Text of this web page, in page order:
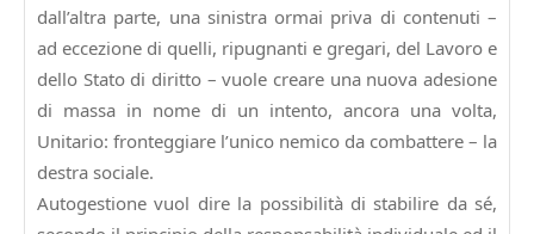
dall’altra parte, una sinistra ormai priva di contenuti –
ad eccezione di quelli, ripugnanti e gregari, del Lavoro e
dello Stato di diritto – vuole creare una nuova adesione
di massa in nome di un intento, ancora una volta,
Unitario: fronteggiare l’unico nemico da combattere – la
destra sociale.
Autogestione vuol dire la possibilità di stabilire da sé,